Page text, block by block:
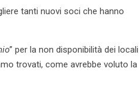
tanti nuovi soci che hanno
” per la non disponibilità dei locali
trovati, come avrebbe voluto la